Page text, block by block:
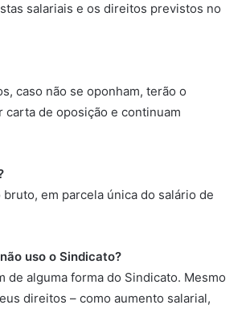
salariais e os direitos previstos no
caso não se oponham, terão o
de oposição e continuam
em parcela única do salário de
uso o Sindicato?
alguma forma do Sindicato. Mesmo
direitos – como aumento salarial,